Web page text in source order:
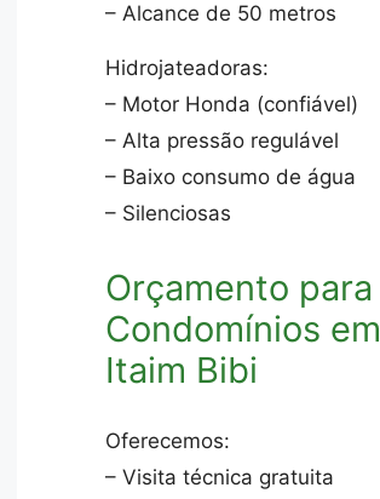
– Alcance de 50 metros
Hidrojateadoras:
– Motor Honda (confiável)
– Alta pressão regulável
– Baixo consumo de água
– Silenciosas
Orçamento para
Condomínios em
Itaim Bibi
Oferecemos:
– Visita técnica gratuita